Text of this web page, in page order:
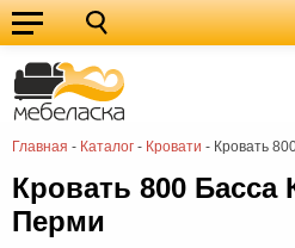
Главная - Каталог - Кровати - Кровать
Кухонные
гарнитуры
Мебель
для
кухни
Мебель
для
спальни
Кровати
Шкафы
Диваны
Кровать 800 Басса
Перми